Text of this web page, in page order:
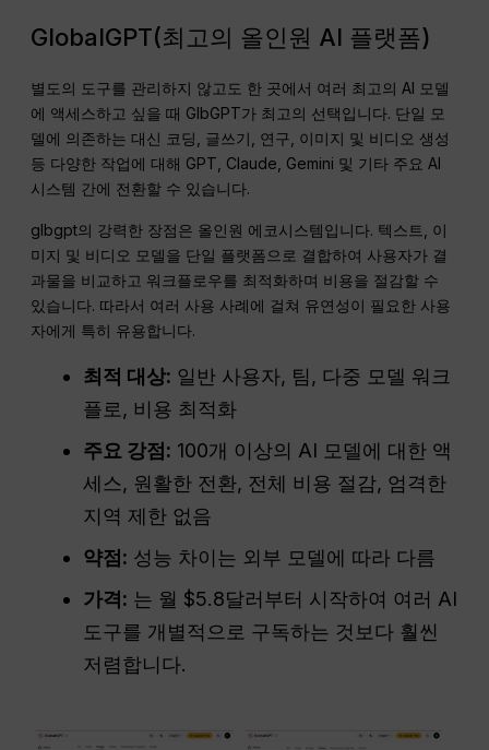
GlobalGPT(최고의 올인원 AI 플랫폼)
별도의 도구를 관리하지 않고도 한 곳에서 여러 최고의 AI 모델
에 액세스하고 싶을 때 GlbGPT가 최고의 선택입니다. 단일 모
델에 의존하는 대신 코딩, 글쓰기, 연구, 이미지 및 비디오 생성
등 다양한 작업에 대해 GPT, Claude, Gemini 및 기타 주요 AI
시스템 간에 전환할 수 있습니다.
glbgpt의 강력한 장점은 올인원 에코시스템입니다. 텍스트, 이
미지 및 비디오 모델을 단일 플랫폼으로 결합하여 사용자가 결
과물을 비교하고 워크플로우를 최적화하며 비용을 절감할 수
있습니다. 따라서 여러 사용 사례에 걸쳐 유연성이 필요한 사용
자에게 특히 유용합니다.
최적 대상: 일반 사용자, 팀, 다중 모델 워크
플로, 비용 최적화
주요 강점: 100개 이상의 AI 모델에 대한 액
세스, 원활한 전환, 전체 비용 절감, 엄격한
지역 제한 없음
약점: 성능 차이는 외부 모델에 따라 다름
가격: 는 월 $5.8달러부터 시작하여 여러 AI
도구를 개별적으로 구독하는 것보다 훨씬
저렴합니다.